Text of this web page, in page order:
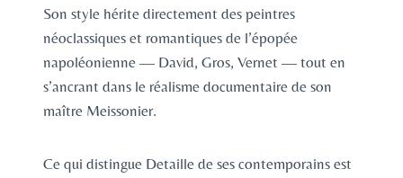
Son style hérite directement des peintres
néoclassiques et romantiques de l’épopée
napoléonienne — David, Gros, Vernet — tout en
s’ancrant dans le réalisme documentaire de son
maître Meissonier.
Ce qui distingue Detaille de ses contemporains est